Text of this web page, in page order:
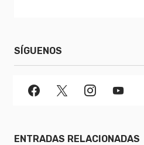
SÍGUENOS
ENTRADAS RELACIONADAS